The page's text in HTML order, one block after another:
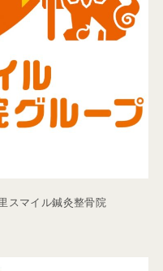
スマイル鍼灸整骨院